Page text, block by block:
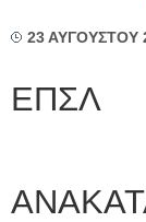
23 ΑΥΓΟΥΣΤΟΥ
ΕΠΣΛ